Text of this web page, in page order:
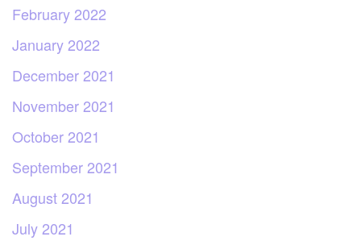
February 2022
January 2022
December 2021
November 2021
October 2021
September 2021
August 2021
July 2021